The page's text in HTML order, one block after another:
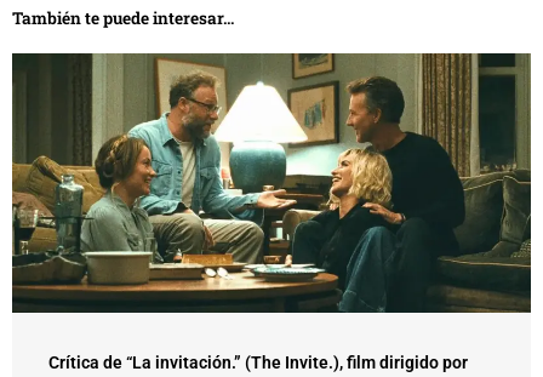
También te puede interesar...
Crítica de “La invitación.” (The Invite.), film dirigido por